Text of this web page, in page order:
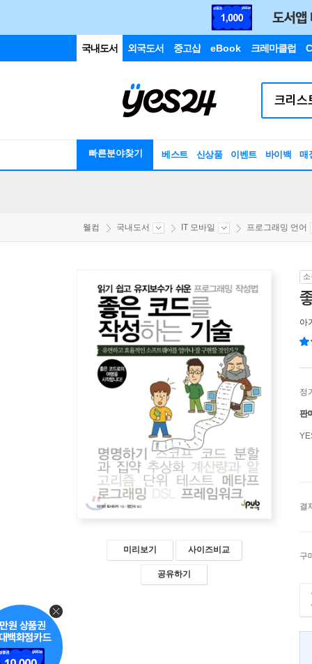
국내도서 외국도서 중고샵 eBook 크레마클럽
빠른분야찾기 베스트 신상품 이벤트 바이백 매
웰컴 국내도서 IT 모바일 프로그래밍 언어
미리보기 사이즈비교
공유하기
아
정
판
결
구